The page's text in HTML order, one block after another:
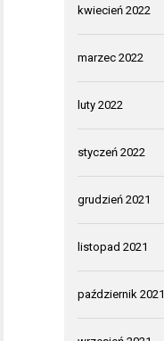
kwiecień 2022
marzec 2022
luty 2022
styczeń 2022
grudzień 2021
listopad 2021
październik 2021